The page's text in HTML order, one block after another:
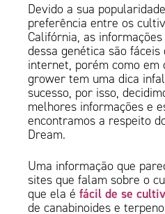
Devido a sua
preferência entre os
Califórnia, as
dessa genética são
internet, porém como em
grower tem uma dica
sucesso, por isso,
melhores informações e
encontramos a respeito
Dream.
Uma informação que
sites que falam sobre o
que ela éfácil de se
de canabinoides e